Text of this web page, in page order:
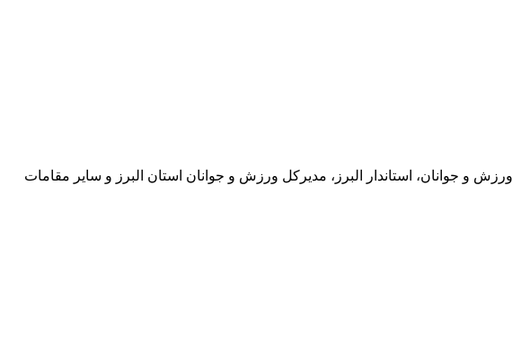
که به همراه وزیر ورزش و جوانان، استاندار البرز، مدیرکل ورزش و جوانان استان البرز و سایر مقامات